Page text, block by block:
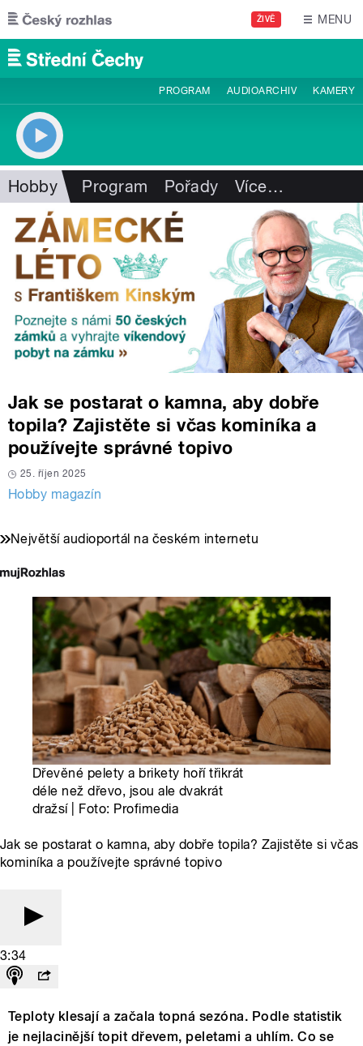
Přejít k hlavnímu obsahu
ŽIVĚ MENU
PROGRAM AUDIOARCHIV KAMERY
Hobby Program Pořady Více…
Jak se postarat o kamna, aby dobře
topila? Zajistěte si včas kominíka a
používejte správné topivo
25. říjen 2025
Hobby magazín
Největší audioportál na českém internetu
Dřevěné pelety a brikety hoří třikrát
déle než dřevo, jsou ale dvakrát
dražsí | Foto: Profimedia
Jak se postarat o kamna, aby dobře topila? Zajistěte si včas
kominíka a používejte správné topivo
3:34
Teploty klesají a začala topná sezóna. Podle statistik
je nejlacinější topit dřevem, peletami a uhlím. Co se